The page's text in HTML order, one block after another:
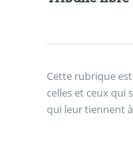
Cette rubrique
celles et ceux qui
qui leur tiennent